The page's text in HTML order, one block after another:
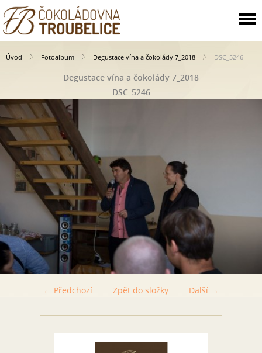
Úvod Fotoalbum Degustace vína a čokolády 7_2018 DSC_5246
Degustace vína a čokolády 7_2018
DSC_5246
← Předchozí Další →
Zpět do složky